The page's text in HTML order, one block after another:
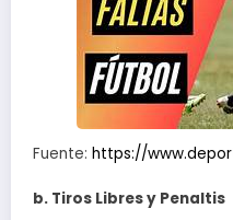
Fuente: https://
b. Tiros Libres y Penaltis